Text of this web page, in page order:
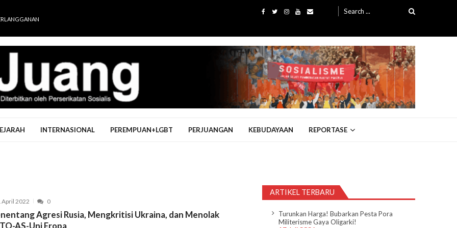
for:
INTERNASIONAL PEREMPUAN+LGBT PERJUANGAN KEBUDAYAAN REPORTASE
April 2022 0
Agresi Rusia, Mengkritisi Ukraina, dan Menolak
AS-Uni Eropa
ARTIKEL TERBARU
Turunkan Harga! Bubarkan Pesta Pora
Militerisme Gaya Oligarki!